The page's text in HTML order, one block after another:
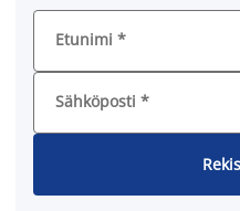
Etunimi *
Sähköposti *